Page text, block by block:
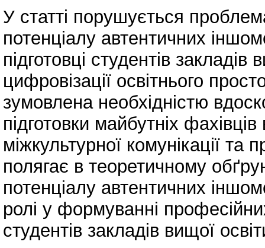
У статті порушується
потенціалу автентичних
підготовці студентів закладів
цифровізації освітнього
зумовлена необхідністю
підготовки майбутніх
міжкультурної комунікації та
полягає в теоретичному
потенціалу автентичних
ролі у формуванні
студентів закладів вищої